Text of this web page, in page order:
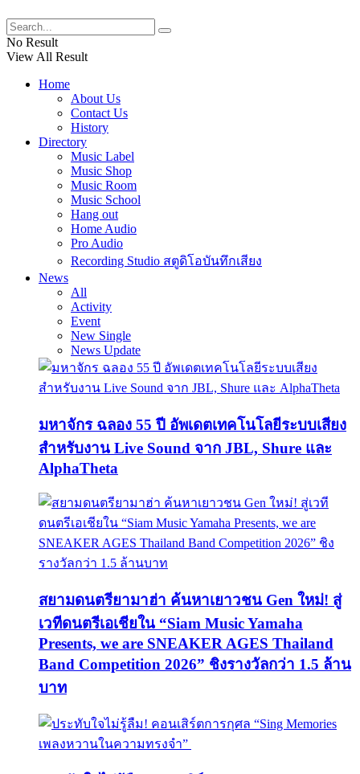
No Result
View All Result
Home
About Us
Contact Us
History
Directory
Music Label
Music Shop
Music Room
Music School
Hang out
Home Audio
Pro Audio
Recording Studio สตูดิโอบันทึกเสียง
News
All
Activity
Event
New Single
News Update
มหาจักร ฉลอง 55 ปี อัพเดตเทคโนโลยีระบบเสียง
สำหรับงาน Live Sound จาก JBL, Shure และ
AlphaTheta
สยามดนตรียามาฮ่า ค้นหาเยาวชน Gen ใหม่! สู่
เวทีดนตรีเอเชียใน “Siam Music Yamaha
Presents, we are SNEAKER AGES Thailand
Band Competition 2026” ชิงรางวัลกว่า 1.5 ล้าน
บาท